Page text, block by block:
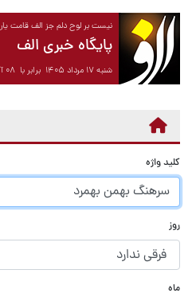
نیست بر لوح دلم جز الف قامت یار
پایگاه خبری الف
شنبه ۱۷ مرداد ۱۴۰۵ برابر با ۰۸ آگوست ۲۰۲۶
کلید واژه
روز
ماه